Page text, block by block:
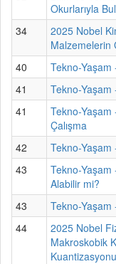
Okurlarıyla
34
2025 Nobel
Malzemelerin
40
Tekno-
41
Tekno-Yaşam
41
Tekno-Yaşam
Çalışma
42
Tekno-Yaşam
43
Tekno-
Alabilir mi?
43
Tekno-Yaşam
44
2025 Nobel
Makroskobik
Kuantizasyonu